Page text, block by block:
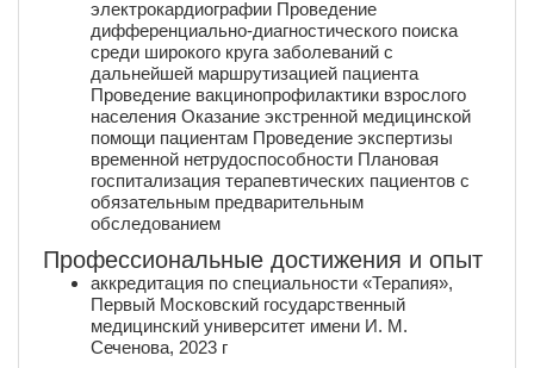
электрокардиографии Проведение
дифференциально-диагностического поиска
среди широкого круга заболеваний с
дальнейшей маршрутизацией пациента
Проведение вакцинопрофилактики взрослого
населения Оказание экстренной медицинской
помощи пациентам Проведение экспертизы
временной нетрудоспособности Плановая
госпитализация терапевтических пациентов с
обязательным предварительным
обследованием
Профессиональные достижения и опыт
аккредитация по специальности «Терапия»,
Первый Московский государственный
медицинский университет имени И. М.
Сеченова, 2023 г